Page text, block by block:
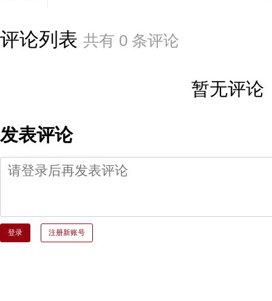
评论列表 共有 0 条评论
暂无评论
发表评论
登录 注册新账号